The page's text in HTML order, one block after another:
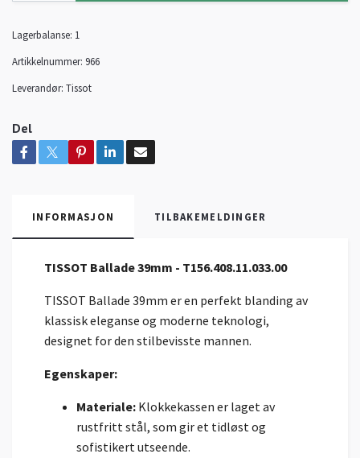
Lagerbalanse: 1
Artikkelnummer: 966
Leverandør: Tissot
Del
INFORMASJON TILBAKEMELDINGER
TISSOT Ballade 39mm - T156.408.11.033.00
TISSOT Ballade 39mm er en perfekt blanding av
klassisk eleganse og moderne teknologi,
designet for den stilbevisste mannen.
Egenskaper:
Materiale: Klokkekassen er laget av
rustfritt stål, som gir et tidløst og
sofistikert utseende.